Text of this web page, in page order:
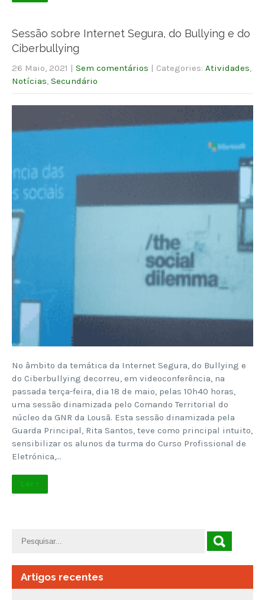
Sessão sobre Internet Segura, do Bullying e do
Ciberbullying
26 Maio, 2021 | Sem comentários | Categories: Atividades
Notícias Secundário
No âmbito da temática da Internet Segura, do Bullying e
do Ciberbullying decorreu, em videoconferência, na
passada terça-feira, dia 18 de maio, pelas 10h40 horas,
uma sessão dinamizada pelo Comando Territorial do
núcleo da GNR da Lousã. Esta sessão dinamizada pela
Guarda Principal, Rita Santos, teve como principal intuito,
sensibilizar os alunos da turma do Curso Profissional de
Eletrónica,…
Ler +
Artigos recentes